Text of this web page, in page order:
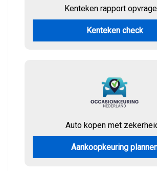
Kenteken rapport
Kenteken check
Auto kopen met
Aankoopkeuring